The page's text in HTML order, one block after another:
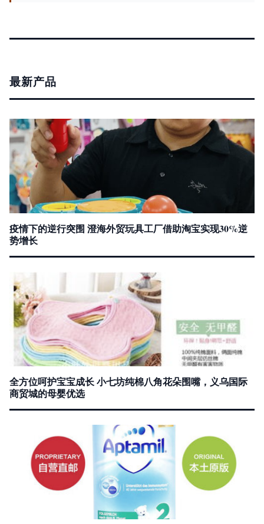
最新产品
疫情下的逆行突围 澄海外贸玩具工厂借助淘宝实现30%逆
势增长
全方位呵护宝宝成长 小七坊纯棉八角花朵围嘴，义乌国际
商贸城的母婴优选